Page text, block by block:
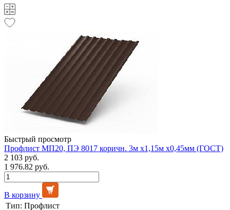
Быстрый просмотр
Профлист МП20, ПЭ 8017 коричн. 3м х1,15м х0,45мм (ГОСТ)
2 103 руб.
1 976.82 руб.
В корзину
Тип: Профлист